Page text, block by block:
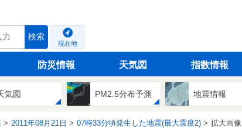
検索
現在地
防災情報 天気図 指数情報
気図 PM2.5分布予測 地震情報
2011年08月21日 07時33分頃発生した地震(最大震度2) 拡大画像